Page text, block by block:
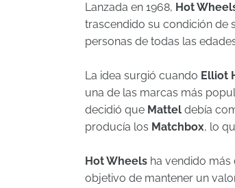
Lanzada en 1968, Hot
trascendido su condición de
personas de todas las
La idea surgió cuando Elliot
una de las marcas más
decidió que Mattel debía
producía los Matchbox, lo
Hot Wheels ha vendido
objetivo de mantener un